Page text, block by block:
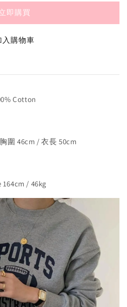
即購買
入購物車
Cotton
圍 46cm / 衣長 50cm
164cm / 46kg